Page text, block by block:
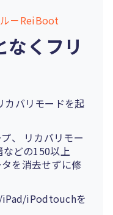
－ReiBoot
なくフリ
カバリモードを起
、
リカバリモー
などの150以上
を消去せずに修
iPodtouchを